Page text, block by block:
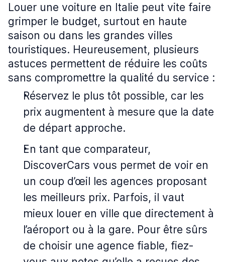
Louer une voiture en Italie peut vite faire
grimper le budget, surtout en haute
saison ou dans les grandes villes
touristiques. Heureusement, plusieurs
astuces permettent de réduire les coûts
sans compromettre la qualité du service :
Réservez le plus tôt possible, car les
prix augmentent à mesure que la date
de départ approche.
En tant que comparateur,
DiscoverCars vous permet de voir en
un coup d’œil les agences proposant
les meilleurs prix. Parfois, il vaut
mieux louer en ville que directement à
l’aéroport ou à la gare. Pour être sûrs
de choisir une agence fiable, fiez-